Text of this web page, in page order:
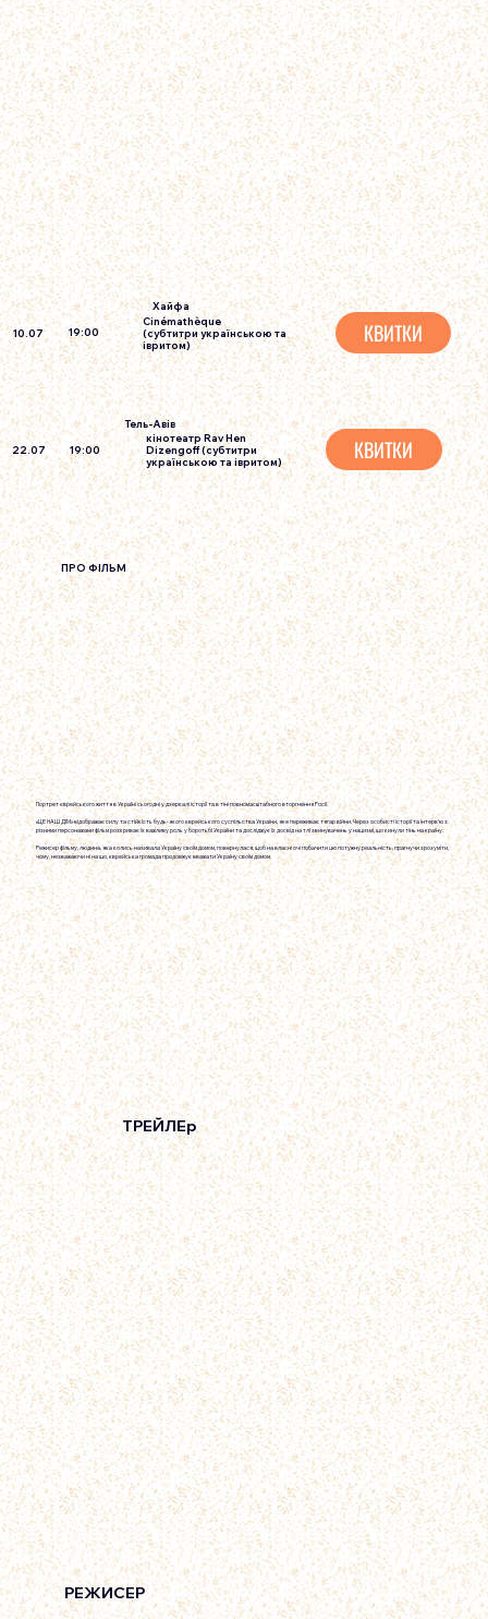
Хайфа
10.07 19:00
Cinémathèque
(субтитри українською та
івритом)
КВИТКИ
Тель-Авiв
22.07 19:00
кінотеатр Rav Hen
Dizengoff(субтитри
українською та івритом)
КВИТКИ
ПРО ФIЛЬМ
Портрет єврейського життя в Україні сьогодні у дзеркалі історії та в тіні повномасштабного вторгнення Росії.
«ЦЕ НАШ ДІМ» відображає силу та стійкість будь-якого єврейського суспільства України, яке переживає тягар війни. Через особисті історії та інтерв'ю з
різними персонажами фільм розкриває їх важливу роль у боротьбі України та досліджує їх досвід на тлі звинувачень у нацизмі, що кинули тінь на країну.
Режисер фільму, людина, яка колись називала Україну своїм домом, повернулася, щоб на власні очі побачити цю потужну реальність, прагнучи зрозуміти,
чому, незважаючи ні на що, єврейська громада продовжує вважати Україну своїм домом.
ТРЕЙЛЕр
РЕЖИСЕР